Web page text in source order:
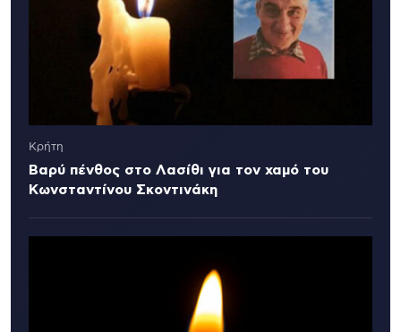
Κρήτη
Βαρύ πένθος στο Λασίθι για τον χαμό του
Κωνσταντίνου Σκοντινάκη